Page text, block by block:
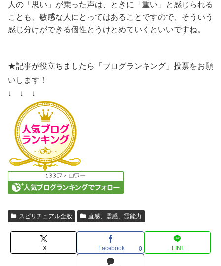
人の「思い」が乗った声は、ときに「重い」と感じられる
ことも、敏感な人にとってはあることですので、そういう
感じ分けができる個性とうけとめていくといいですね。
★記事が役立ちましたら「ブログランキング」投票をお願
いします！
↓ ↓ ↓
スピリチュアル全般 直感、霊感、霊能力
X Facebook 0 LINE